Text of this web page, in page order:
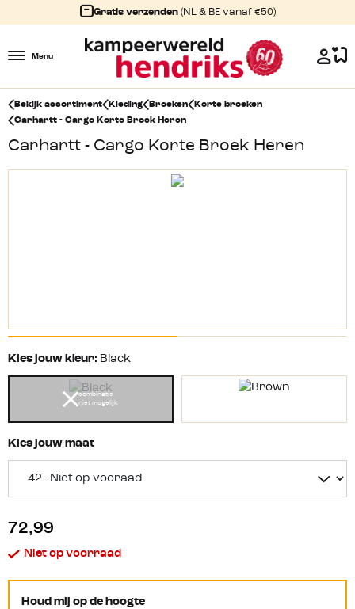
Gratis verzenden (NL & BE vanaf €50)
Menu
Bekijk assortiment Kleding Broeken
Korte broeken
Carhartt - Cargo Korte Broek Heren
Carhartt - Cargo Korte Broek Heren
Kies jouw kleur: Black
combinatie
niet mogelijk
Kies jouw maat
72,99
Niet op voorraad
Houd mij op de hoogte